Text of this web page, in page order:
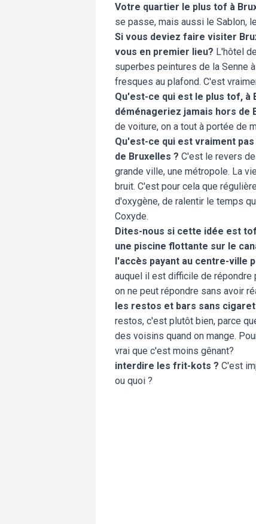
Votre quartier le plus tof à
se passe, mais aussi le Sablon,
Si vous deviez faire visiter
vous en premier lieu? L'hôtel
superbes peintures de la Senne
fresques au plafond. C'est
Qu'est-ce qui est le plus tof, à
déménageriez jamais hors de
de voiture, on a tout à portée de
Qu'est-ce qui est vraiment
de Bruxelles ? C'est le revers
grande ville, une métropole. La
bruit. C'est pour cela que
d'oxygène, de ralentir le temps
Coxyde.
Dites-nous si cette idée est
une piscine flottante sur le
l'accès payant au centre-ville
auquel il est difficile de répondre
on ne peut répondre sans avoir
les restos et bars sans
restos, c'est plutôt bien, parce
des voisins quand on mange.
vrai que c'est moins gênant?
interdire les frit-kots ? C'est
ou quoi ?